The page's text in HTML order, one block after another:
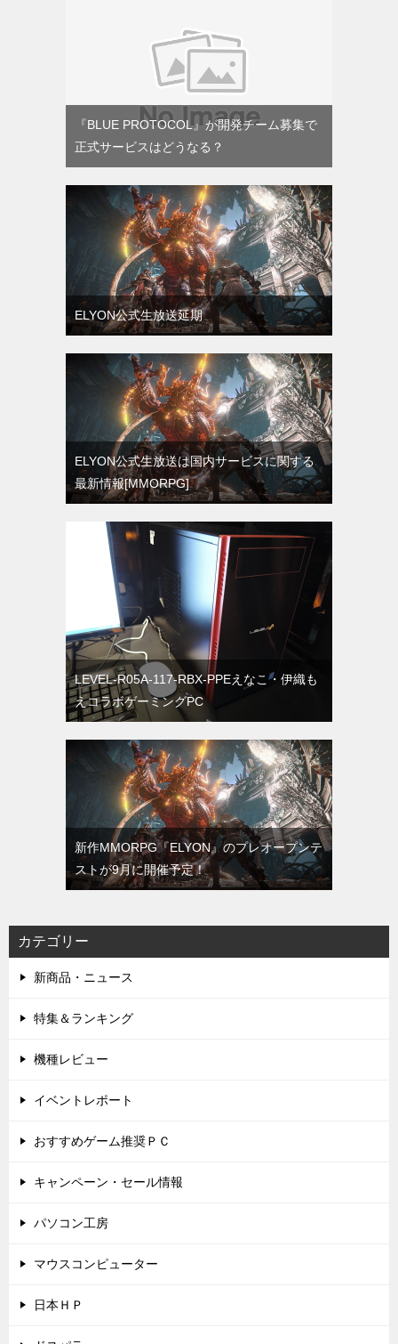
『BLUE PROTOCOL』が開発チーム募集で
正式サービスはどうなる？
ELYON公式生放送延期
ELYON公式生放送は国内サービスに関する
最新情報[MMORPG]
LEVEL-R05A-117-RBX-PPEえなこ・伊織も
えコラボゲーミングPC
新作MMORPG『ELYON』のプレオープンテ
ストが9月に開催予定！
カテゴリー
新商品・ニュース
特集＆ランキング
機種レビュー
イベントレポート
おすすめゲーム推奨ＰＣ
キャンペーン・セール情報
パソコン工房
マウスコンピューター
日本ＨＰ